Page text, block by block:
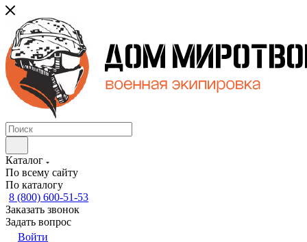
Каталог
По всему сайту
По каталогу
8 (800) 600-51-53
Заказать звонок
Задать вопрос
Войти